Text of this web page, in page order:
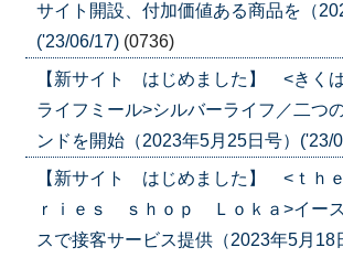
サイト開設、付加価値ある商品を（
('23/06/17) (0736)
【新サイト はじめました】 <きく
ライフミール>シルバーライフ／二つ
ンドを開始（2023年5月25日号）('23/
【新サイト はじめました】 <ｔｈ
ｒｉｅｓ ｓｈｏｐ Ｌｏｋａ>イー
スで接客サービス提供（2023年5月18